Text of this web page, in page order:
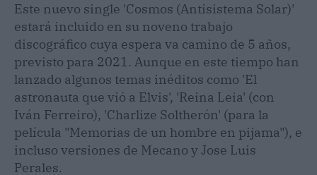
Este nuevo single 'Cosmos (Antisistema Solar)'
estará incluido en su noveno trabajo
discográfico cuya espera va camino de 5 años,
previsto para 2021. Aunque en este tiempo han
lanzado algunos temas inéditos como 'El
astronauta que vió a Elvis', 'Reina Leia' (con
Iván Ferreiro), 'Charlize Soltherón' (para la
película "Memorias de un hombre en pijama"), e
incluso versiones de Mecano y Jose Luis
Perales.